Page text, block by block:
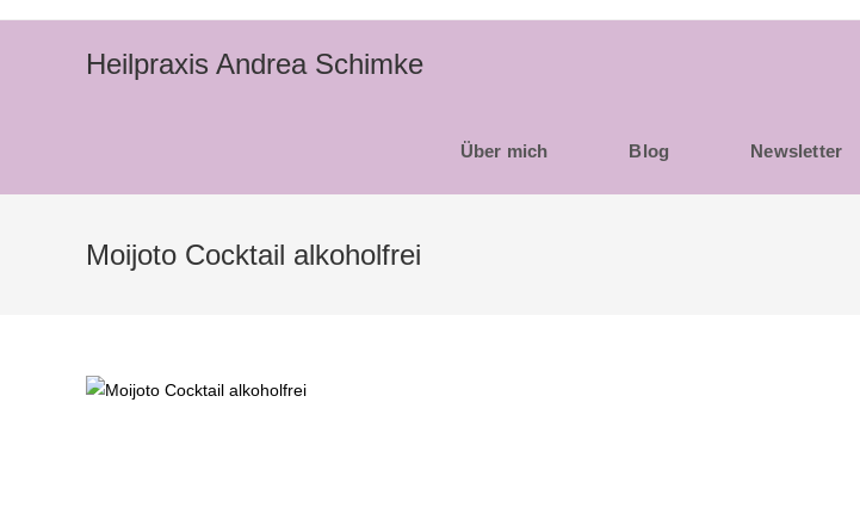
Heilpraxis Andrea Schimke
Über mich Blog Newsletter
Moijoto Cocktail alkoholfrei